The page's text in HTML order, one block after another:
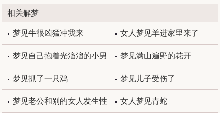
相关解梦
梦见牛很凶猛冲我来 女人梦见羊进家里来了
梦见自己抱着光溜溜的小男
婴
梦见满山遍野的花开
梦见抓了一只鸡 梦见儿子受伤了
梦见老公和别的女人发生性 女人梦见青蛇